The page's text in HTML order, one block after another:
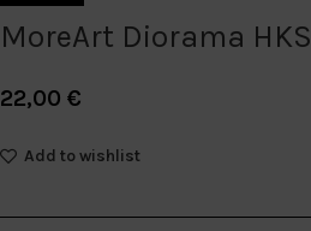
MoreArt Diorama HKS
22,00 €
Add to wishlist